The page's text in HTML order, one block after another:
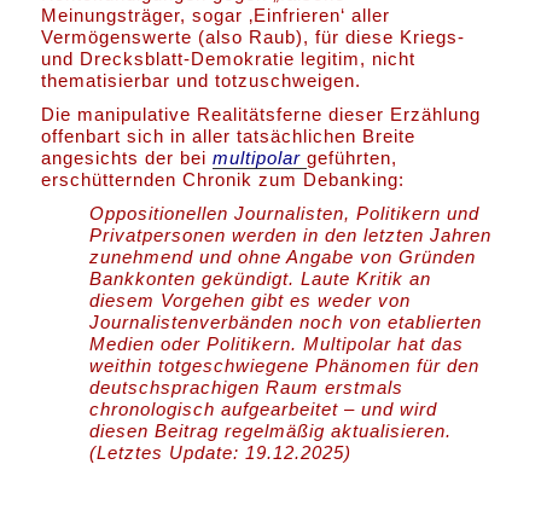
Meinungsträger, sogar ‚Einfrieren‘ aller
Vermögenswerte (also Raub), für diese Kriegs-
und Drecksblatt-Demokratie legitim, nicht
thematisierbar und totzuschweigen.
Die manipulative Realitätsferne dieser Erzählung
offenbart sich in aller tatsächlichen Breite
angesichts der beimultipolargeführten,
erschütternden Chronik zum Debanking:
Oppositionellen Journalisten, Politikern und
Privatpersonen werden in den letzten Jahren
zunehmend und ohne Angabe von Gründen
Bankkonten gekündigt. Laute Kritik an
diesem Vorgehen gibt es weder von
Journalistenverbänden noch von etablierten
Medien oder Politikern. Multipolar hat das
weithin totgeschwiegene Phänomen für den
deutschsprachigen Raum erstmals
chronologisch aufgearbeitet – und wird
diesen Beitrag regelmäßig aktualisieren.
(Letztes Update: 19.12.2025)